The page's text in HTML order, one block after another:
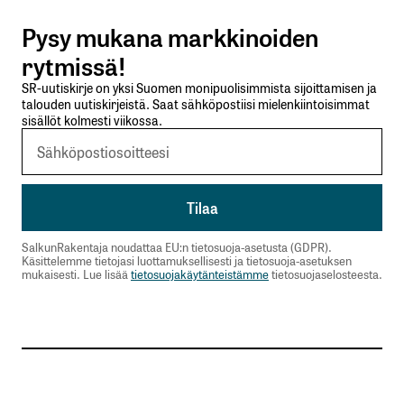
Lähetä kommentti
Pysy mukana markkinoiden
rytmissä!
SR-uutiskirje on yksi Suomen monipuolisimmista sijoittamisen ja
talouden uutiskirjeistä. Saat sähköpostiisi mielenkiintoisimmat
sisällöt kolmesti viikossa.
SalkunRakentaja noudattaa EU:n tietosuoja-asetusta (GDPR).
Käsittelemme tietojasi luottamuksellisesti ja tietosuoja-asetuksen
mukaisesti. Lue lisäätietosuojakäytänteistämmetietosuojaselosteesta.